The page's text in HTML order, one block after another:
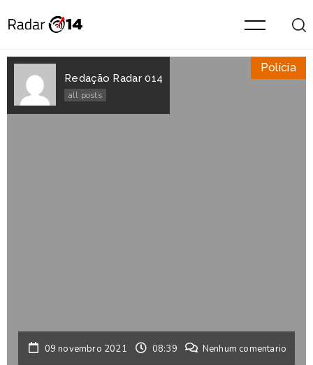
Redação Radar 014
all posts
Polícia
09 novembro 2021 08:39 Nenhum comentario